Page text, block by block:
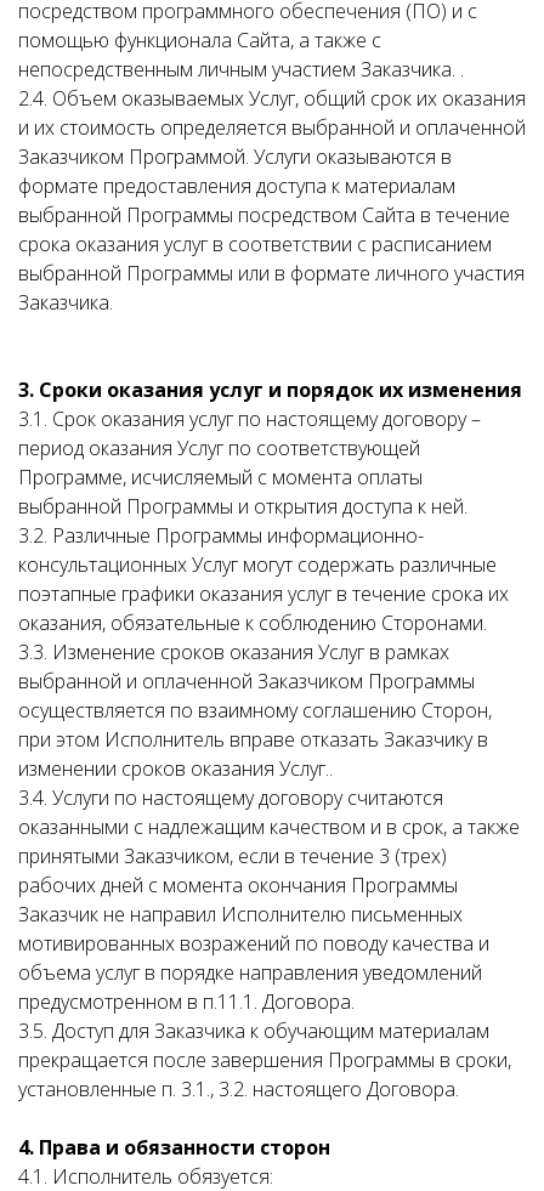
посредством программного обеспечения (ПО) и с
помощью функционала Сайта, а также с
непосредственным личным участием Заказчика. .
2.4. Объем оказываемых Услуг, общий срок их оказания
и их стоимость определяется выбранной и оплаченной
Заказчиком Программой. Услуги оказываются в
формате предоставления доступа к материалам
выбранной Программы посредством Сайта в течение
срока оказания услуг в соответствии с расписанием
выбранной Программы или в формате личного участия
Заказчика.
3. Сроки оказания услуг и порядок их изменения
3.1. Срок оказания услуг по настоящему договору –
период оказания Услуг по соответствующей
Программе, исчисляемый с момента оплаты
выбранной Программы и открытия доступа к ней.
3.2. Различные Программы информационно-
консультационных Услуг могут содержать различные
поэтапные графики оказания услуг в течение срока их
оказания, обязательные к соблюдению Сторонами.
3.3. Изменение сроков оказания Услуг в рамках
выбранной и оплаченной Заказчиком Программы
осуществляется по взаимному соглашению Сторон,
при этом Исполнитель вправе отказать Заказчику в
изменении сроков оказания Услуг..
3.4. Услуги по настоящему договору считаются
оказанными с надлежащим качеством и в срок, а также
принятыми Заказчиком, если в течение 3 (трех)
рабочих дней с момента окончания Программы
Заказчик не направил Исполнителю письменных
мотивированных возражений по поводу качества и
объема услуг в порядке направления уведомлений
предусмотренном в п.11.1. Договора.
3.5. Доступ для Заказчика к обучающим материалам
прекращается после завершения Программы в сроки,
установленные п. 3.1., 3.2. настоящего Договора.
4. Права и обязанности сторон
4.1. Исполнитель обязуется: